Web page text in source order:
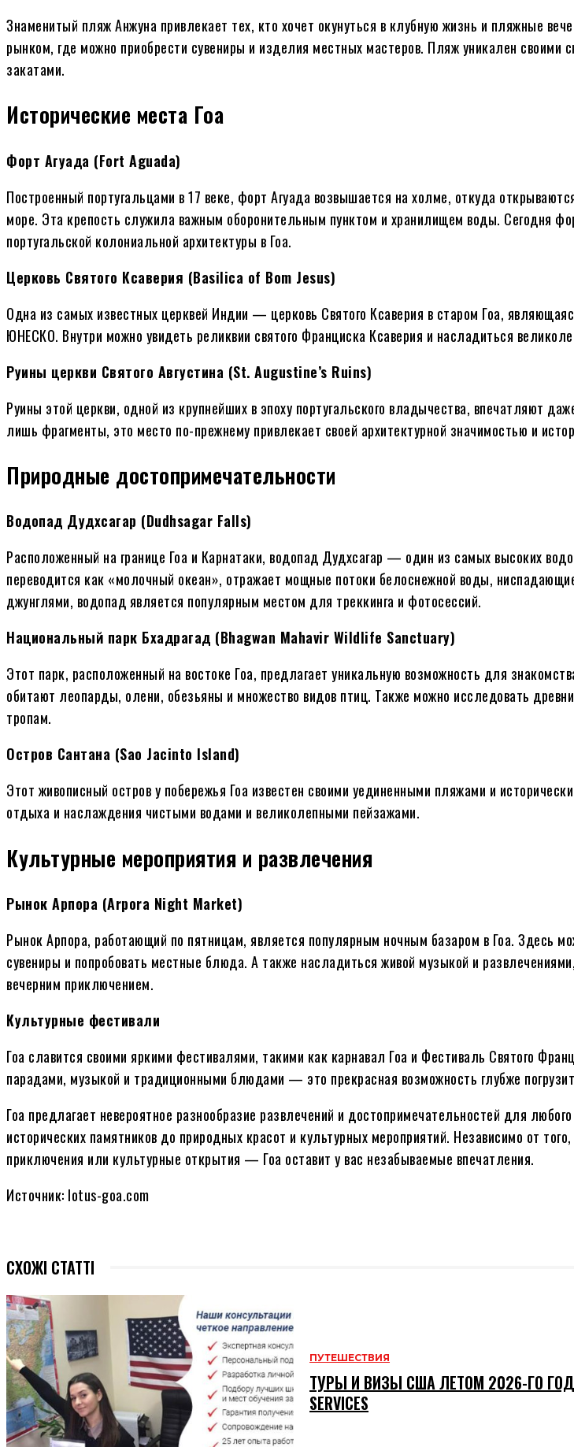
Знаменитый пляж Анжуна привлекает тех, кто хочет окунуться в клубную жизнь и пляжные
рынком, где можно приобрести сувениры и изделия местных мастеров. Пляж уникален своими
закатами.
Исторические места Гоа
Форт Агуада (Fort Aguada)
Построенный португальцами в 17 веке, форт Агуада возвышается на холме, откуда
море. Эта крепость служила важным оборонительным пунктом и хранилищем воды. Сегодня
португальской колониальной архитектуры в Гоа.
Церковь Святого Ксаверия (Basilica of Bom Jesus)
Одна из самых известных церквей Индии — церковь Святого Ксаверия в старом Гоа,
ЮНЕСКО. Внутри можно увидеть реликвии святого Франциска Ксаверия и насладиться
Руины церкви Святого Августина (St. Augustine’s Ruins)
Руины этой церкви, одной из крупнейших в эпоху португальского владычества, впечатляют
лишь фрагменты, это место по-прежнему привлекает своей архитектурной значимостью и
Природные достопримечательности
Водопад Дудхсагар (Dudhsagar Falls)
Расположенный на границе Гоа и Карнатаки, водопад Дудхсагар — один из самых высоких
переводится как «молочный океан», отражает мощные потоки белоснежной воды,
джунглями, водопад является популярным местом для треккинга и фотосессий.
Национальный парк Бхадрагад (Bhagwan Mahavir Wildlife Sanctuary)
Этот парк, расположенный на востоке Гоа, предлагает уникальную возможность для
обитают леопарды, олени, обезьяны и множество видов птиц. Также можно исследовать
тропам.
Остров Сантана (Sao Jacinto Island)
Этот живописный остров у побережья Гоа известен своими уединенными пляжами и
отдыха и наслаждения чистыми водами и великолепными пейзажами.
Культурные мероприятия и развлечения
Рынок Арпора (Arpora Night Market)
Рынок Арпора, работающий по пятницам, является популярным ночным базаром в Гоа. Здесь
сувениры и попробовать местные блюда. А также насладиться живой музыкой и
вечерним приключением.
Культурные фестивали
Гоа славится своими яркими фестивалями, такими как карнавал Гоа и Фестиваль Святого
парадами, музыкой и традиционными блюдами — это прекрасная возможность глубже
Гоа предлагает невероятное разнообразие развлечений и достопримечательностей для
исторических памятников до природных красот и культурных мероприятий. Независимо от
приключения или культурные открытия — Гоа оставит у вас незабываемые впечатления.
Источник: lotus-goa.com
СХОЖІ СТАТТІ
ПУТЕШЕСТВИЯ
ТУРЫ И ВИЗЫ США ЛЕТОМ 2026-ГО ГОДА
SERVICES